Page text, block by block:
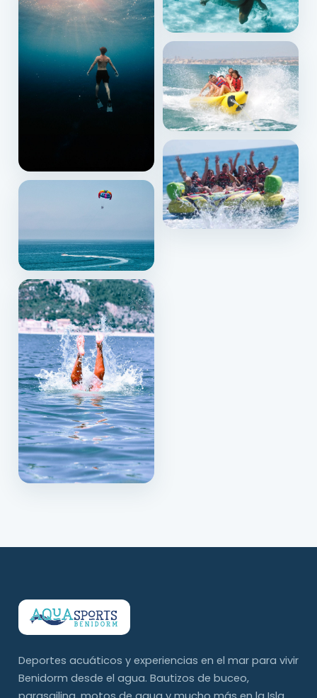
Deportes acuáticos y experiencias en el mar para vivir
Benidorm desde el agua. Bautizos de buceo,